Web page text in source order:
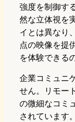
強度を制御す
然な立体視を
イとは異なり
点の映像を提
を体験できる
企業コミュニ
せん。リモー
の微細なコミ
されています。